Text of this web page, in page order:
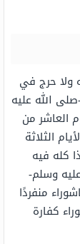
ولا حرج في
الله عليه
العاشر من
الثلاثة
كله فيه
وسلم-
منفردًا
كفارة